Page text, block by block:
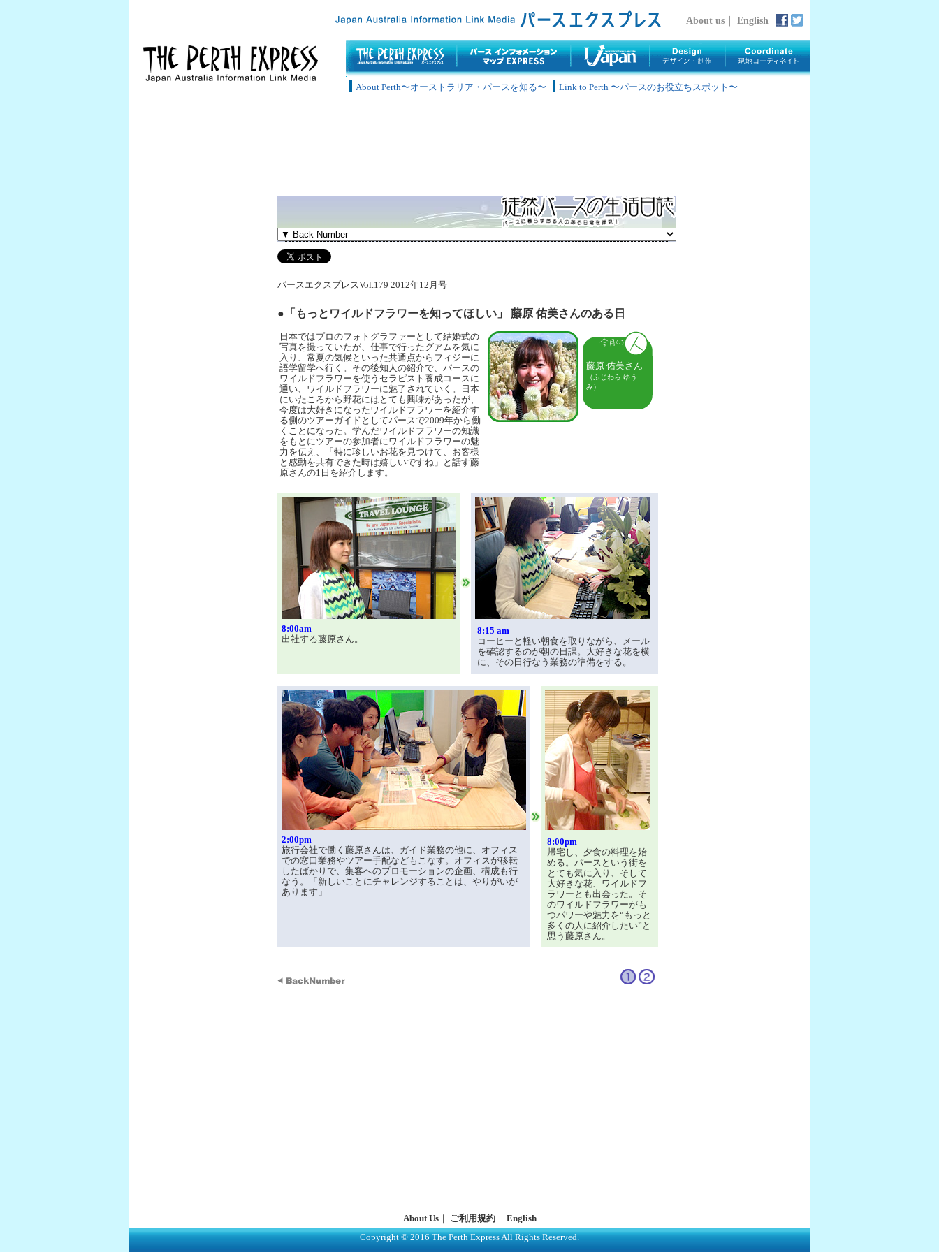
About us｜ English
About Perth〜オーストラリア・パースを知る〜 Link to Perth 〜パースのお役立ちスポット〜
パースエクスプレスVol.179 2012年12月号
●「もっとワイルドフラワーを知ってほしい」 藤原 佑美さんのある日
日本ではプロのフォトグラファーとして結婚式の
写真を撮っていたが、仕事で行ったグアムを気に
入り、常夏の気候といった共通点からフィジーに
語学留学へ行く。その後知人の紹介で、パースの
ワイルドフラワーを使うセラピスト養成コースに
通い、ワイルドフラワーに魅了されていく。日本
にいたころから野花にはとても興味があったが、
今度は大好きになったワイルドフラワーを紹介す
る側のツアーガイドとしてパースで2009年から働
くことになった。学んだワイルドフラワーの知識
をもとにツアーの参加者にワイルドフラワーの魅
力を伝え、「特に珍しいお花を見つけて、お客様
と感動を共有できた時は嬉しいですね」と話す藤
原さんの1日を紹介します。
藤原 佑美さん
（ふじわら ゆう
み）
8:00am
出社する藤原さん。
8:15 am
コーヒーと軽い朝食を取りながら、メール
を確認するのが朝の日課。大好きな花を横
に、その日行なう業務の準備をする。
2:00pm
旅行会社で働く藤原さんは、ガイド業務の他に、オフィス
での窓口業務やツアー手配などもこなす。オフィスが移転
したばかりで、集客へのプロモーションの企画、構成も行
なう。「新しいことにチャレンジすることは、やりがいが
あります」
8:00pm
帰宅し、夕食の料理を始
める。パースという街を
とても気に入り、そして
大好きな花、ワイルドフ
ラワーとも出会った。そ
のワイルドフラワーがも
つパワーや魅力を“もっと
多くの人に紹介したい”と
思う藤原さん。
About Us｜ ご利用規約｜ English
Copyright © 2016 The Perth Express All Rights Reserved.